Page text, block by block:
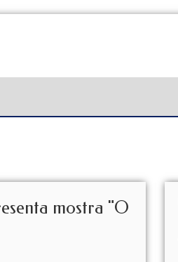
mostra "O